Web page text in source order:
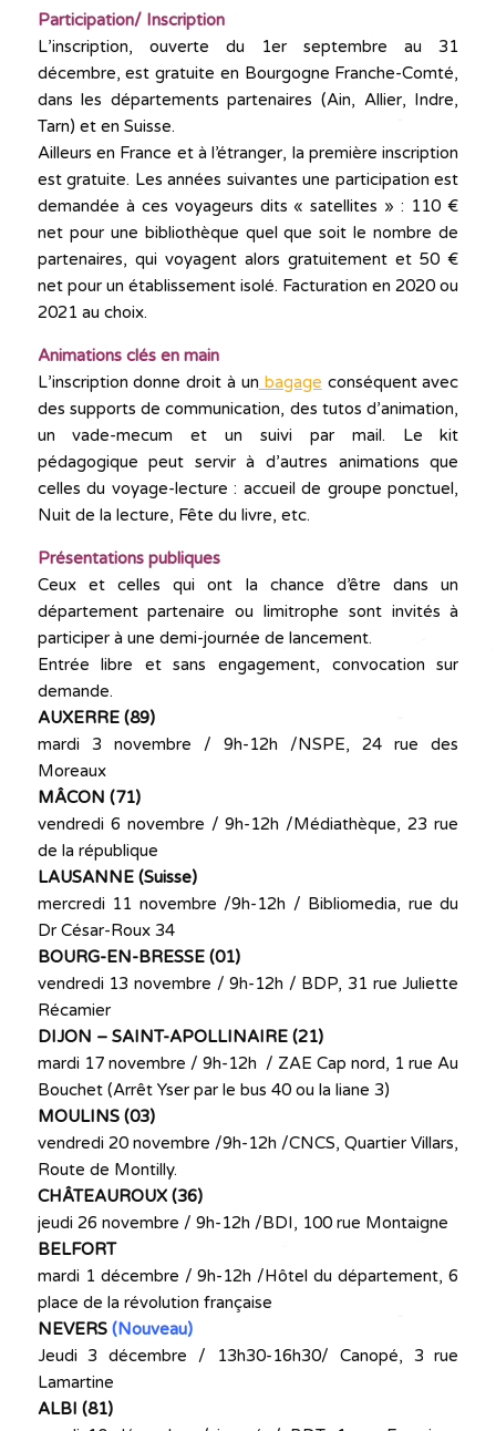
Participation/ Inscription
L’inscription, ouverte du 1er septembre au 31
décembre, est gratuite en Bourgogne Franche-Comté,
dans les départements partenaires (Ain, Allier, Indre,
Tarn) et en Suisse.
Ailleurs en France et à l’étranger, la première inscription
est gratuite. Les années suivantes une participation est
demandée à ces voyageurs dits « satellites » : 110 €
net pour une bibliothèque quel que soit le nombre de
partenaires, qui voyagent alors gratuitement et 50 €
net pour un établissement isolé. Facturation en 2020 ou
2021 au choix.
Animations clés en main
L’inscription donne droit à un bagage conséquent avec
des supports de communication, des tutos d’animation,
un vade-mecum et un suivi par mail. Le kit
pédagogique peut servir à d’autres animations que
celles du voyage-lecture : accueil de groupe ponctuel,
Nuit de la lecture, Fête du livre, etc.
Présentations publiques
Ceux et celles qui ont la chance d’être dans un
département partenaire ou limitrophe sont invités à
participer à une demi-journée de lancement.
Entrée libre et sans engagement, convocation sur
demande.
AUXERRE (89)
mardi 3 novembre / 9h-12h /NSPE, 24 rue des
Moreaux
MÂCON (71)
vendredi 6 novembre / 9h-12h /Médiathèque, 23 rue
de la république
LAUSANNE (Suisse)
mercredi 11 novembre /9h-12h / Bibliomedia, rue du
Dr César-Roux 34
BOURG-EN-BRESSE (01)
vendredi 13 novembre / 9h-12h / BDP, 31 rue Juliette
Récamier
DIJON – SAINT-APOLLINAIRE (21)
mardi 17 novembre / 9h-12h / ZAE Cap nord, 1 rue Au
Bouchet (Arrêt Yser par le bus 40 ou la liane 3)
MOULINS (03)
vendredi 20 novembre /9h-12h /CNCS, Quartier Villars,
Route de Montilly.
CHÂTEAUROUX (36)
jeudi 26 novembre / 9h-12h /BDI, 100 rue Montaigne
BELFORT
mardi 1 décembre / 9h-12h /Hôtel du département, 6
place de la révolution française
NEVERS(Nouveau)
Jeudi 3 décembre / 13h30-16h30/ Canopé, 3 rue
Lamartine
ALBI (81)